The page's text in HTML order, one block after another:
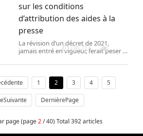
sur les conditions
d’attribution des aides à la
presse
La révision d’un décret de 2021,
jamais entré en vigueur, ferait peser le
journalistes puissent tout de même
ministère de la culture réfute cette
interprétation.
06-03
1 2 3 4 5
DernièrePage
page (page2/ 40) Total 392 articles